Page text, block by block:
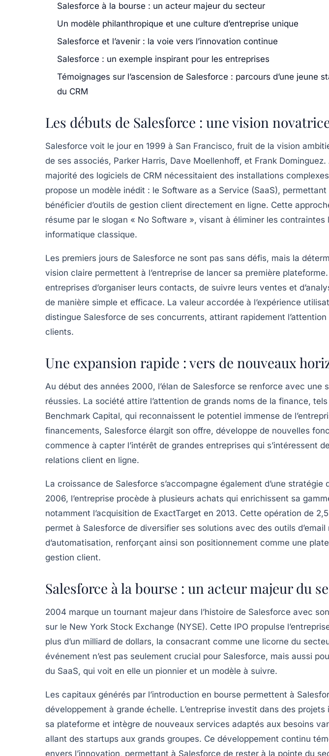
Salesforce à la bourse : un acteur majeur du secteur
Un modèle philanthropique et une culture d’entreprise unique
Salesforce et l’avenir : la voie vers l’innovation continue
Salesforce : un exemple inspirant pour les entreprises
Témoignages sur l’ascension de Salesforce : parcours d’une jeune
du CRM
Les débuts de Salesforce : une vision
Salesforce voit le jour en 1999 à San Francisco, fruit de la vision
de ses associés, Parker Harris, Dave Moellenhoff, et Frank Dominguez.
majorité des logiciels de CRM nécessitaient des installations
propose un modèle inédit : le Software as a Service (SaaS), permettant
bénéficier d’outils de gestion client directement en ligne. Cette
résume par le slogan « No Software », visant à éliminer les contraintes
informatique classique.
Les premiers jours de Salesforce ne sont pas sans défis, mais la
vision claire permettent à l’entreprise de lancer sa première
entreprises d’organiser leurs contacts, de suivre leurs ventes et
de manière simple et efficace. La valeur accordée à l’expérience
distingue Salesforce de ses concurrents, attirant rapidement l’attention
clients.
Une expansion rapide : vers de nouveaux
Au début des années 2000, l’élan de Salesforce se renforce avec une
réussies. La société attire l’attention de grands noms de la finance, tels
Benchmark Capital, qui reconnaissent le potentiel immense de
financements, Salesforce élargit son offre, développe de nouvelles
commence à capter l’intérêt de grandes entreprises qui s’intéressent
relations client en ligne.
La croissance de Salesforce s’accompagne également d’une stratégie
2006, l’entreprise procède à plusieurs achats qui enrichissent sa
notamment l’acquisition de ExactTarget en 2013. Cette opération de
permet à Salesforce de diversifier ses solutions avec des outils d’email
d’automatisation, renforçant ainsi son positionnement comme une
gestion client.
Salesforce à la bourse : un acteur majeur du
2004 marque un tournant majeur dans l’histoire de Salesforce avec
sur le New York Stock Exchange (NYSE). Cette IPO propulse
plus d’un milliard de dollars, la consacrant comme une licorne du
événement n’est pas seulement crucial pour Salesforce, mais aussi
du SaaS, qui voit en elle un pionnier et un modèle à suivre.
Les capitaux générés par l’introduction en bourse permettent à
développement à grande échelle. L’entreprise investit dans des
sa plateforme et intègre de nouveaux services adaptés aux besoins
allant des startups aux grands groupes. Ce développement continu
envers l’innovation, permettant à Salesforce de rester à la pointe du